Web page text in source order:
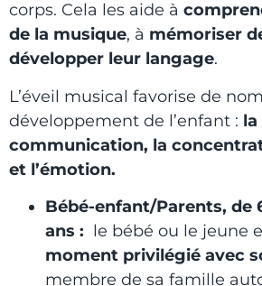
corps. Cela les aide à
de la musique, à mémoriser
développer leur langage.
L’éveil musical favorise de
développement de l’enfant :
communication, la
et l’émotion.
Bébé-enfant/Parents, de
ans : le bébé ou le jeune
moment privilégié avec
membre de sa famille